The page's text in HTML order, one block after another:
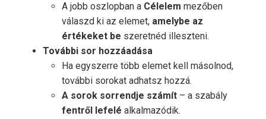
A jobb oszlopban a Célelem mezőben
válaszd ki az elemet, amelybe az
értékeket be szeretnéd illeszteni.
További sor hozzáadása
Ha egyszerre több elemet kell másolnod,
további sorokat adhatsz hozzá.
A sorok sorrendje számít – a szabály
fentről lefelé alkalmazódik.